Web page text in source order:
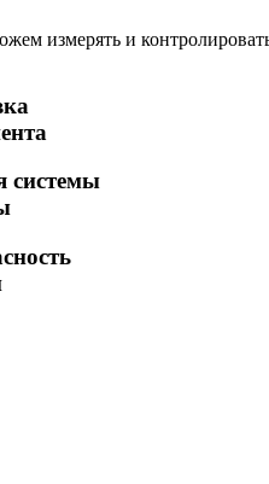
измерять и
системы